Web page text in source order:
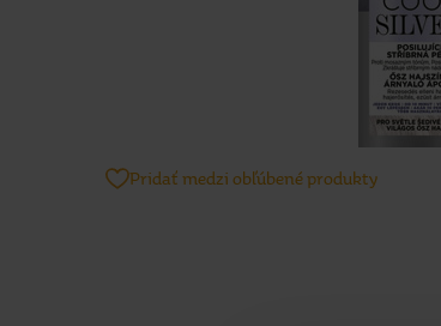
Pridať medzi obľúbené produkty